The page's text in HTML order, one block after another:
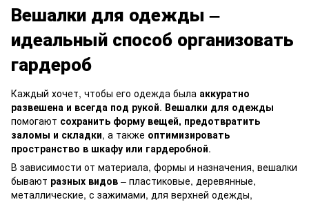
Вешалки для одежды –
идеальный способ организовать
гардероб
Каждый хочет, чтобы его одежда была аккуратно
развешена и всегда под рукой. Вешалки для одежды
помогают сохранить форму вещей, предотвратить
заломы и складки, а также оптимизировать
пространство в шкафу или гардеробной.
В зависимости от материала, формы и назначения, вешалки
бывают разных видов – пластиковые, деревянные,
металлические, с зажимами, для верхней одежды,